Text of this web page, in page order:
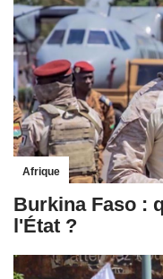
Afrique
Burkina Faso :
l'État ?